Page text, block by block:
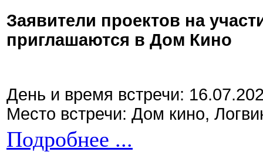
Заявители проектов на
приглашаются в Дом Кино
День и время встречи:
Место встречи: Дом кино,
Подробнее ...